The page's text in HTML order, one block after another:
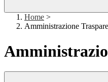
Home >
Amministrazione